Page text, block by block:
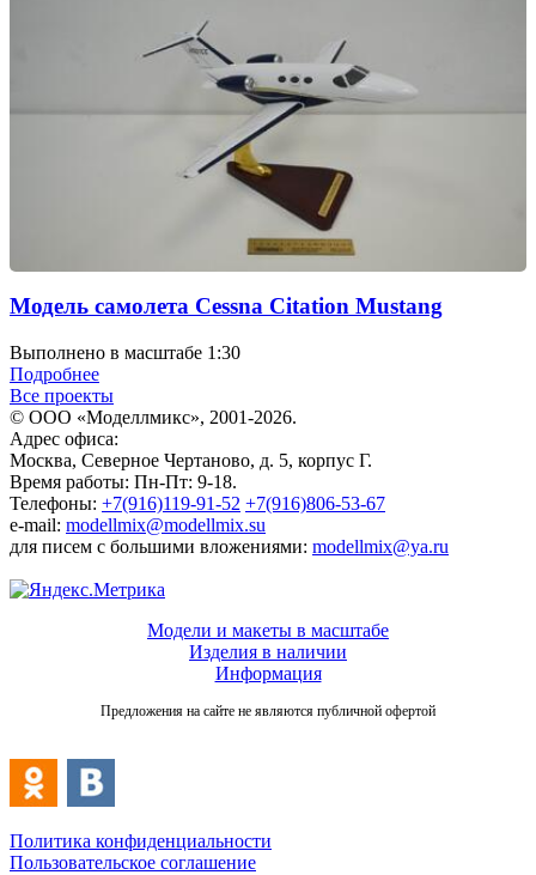
Модель самолета Cessna Citation Mustang
Выполнено в масштабе 1:30
Подробнее
Все проекты
© ООО «Моделлмикс», 2001-2026.
Адрес офиса:
Москва, Северное Чертаново, д. 5, корпус Г.
Время работы: Пн-Пт: 9-18.
Телефоны: +7(916)119-91-52 +7(916)806-53-67
e-mail: modellmix@modellmix.su
для писем с большими вложениями: modellmix@ya.ru
Модели и макеты в масштабе
Изделия в наличии
Информация
Предложения на сайте не являются публичной офертой
Политика конфиденциальности
Пользовательское соглашение